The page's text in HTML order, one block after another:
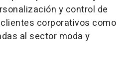
y control de
corporativos como
al sector moda y